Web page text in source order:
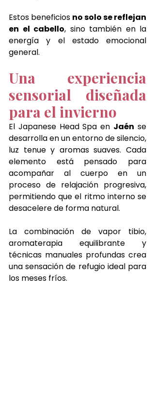
Estos beneficios no solo se reflejan
en el cabello, sino también en la
energía y el estado emocional
general.
Una experiencia
sensorial diseñada
para el invierno
El Japanese Head Spa en Jaén se
desarrolla en un entorno de silencio,
luz tenue y aromas suaves. Cada
elemento está pensado para
acompañar al cuerpo en un
proceso de relajación progresiva,
permitiendo que el ritmo interno se
desacelere de forma natural.
La combinación de vapor tibio,
aromaterapia equilibrante y
técnicas manuales profundas crea
una sensación de refugio ideal para
los meses fríos.